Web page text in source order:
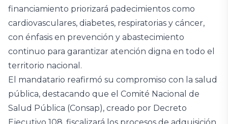
financiamiento priorizará padecimientos como
cardiovasculares, diabetes, respiratorias y cáncer,
con énfasis en prevención y abastecimiento
continuo para garantizar atención digna en todo el
territorio nacional.
El mandatario reafirmó su compromiso con la salud
pública, destacando que el Comité Nacional de
Salud Pública (Consap), creado por Decreto